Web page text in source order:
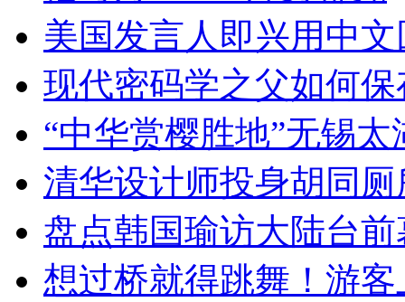
美国发言人即兴用中
现代密码学之父如何
“中华赏樱胜地”无锡
清华设计师投身胡同
盘点韩国瑜访大陆台
想过桥就得跳舞！游客